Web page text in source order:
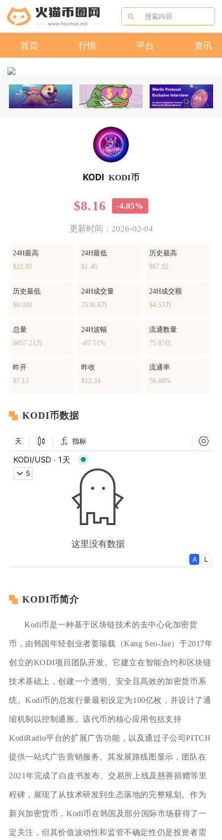
首页 行情 平台 资讯
KODI KODI币
$8.16 -4.05%
更新时间：2026-02-04
24H最高
$22.85
24H最低
$1.46
历史最高
$67.92
历史最低
$0.020
24H成交量
2530.8万
24H成交额
$4.53万
总量
6857.21万
24H波幅
-87.51%
流通数量
75.87亿
昨开
$7.13
昨收
$12.24
流通率
56.68%
KODI币数据
KODI币简介
Kodi币是一种基于区块链技术的去中心化加密货
币，由韩国年轻创业者姜瑞载（Kang Seo-Jae）于2017年
创立的KODI项目团队开发。它建立在智能合约和区块链
技术基础上，创建一个透明、安全且高效的加密货币系
统。Kodi币的总发行量最初设定为100亿枚，并设计了通
缩机制以控制通胀。该代币的核心应用包括支持
KodiRadio平台的扩展广告功能，以及通过子公司PITCH
提供一站式广告营销服务。其发展路线图显示，团队在
2021年完成了白皮书发布、交易所上线及慈善捐赠等里
程碑，展现了从技术研发到生态落地的完整规划。作为
新兴加密货币，Kodi币在韩国及部分国际市场获得了一
定关注，但其价值波动性和监管不确定性仍是投资者需